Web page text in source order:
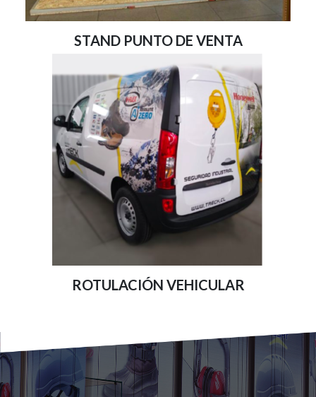
STAND PUNTO DE VENTA
ROTULACIÓN VEHICULAR